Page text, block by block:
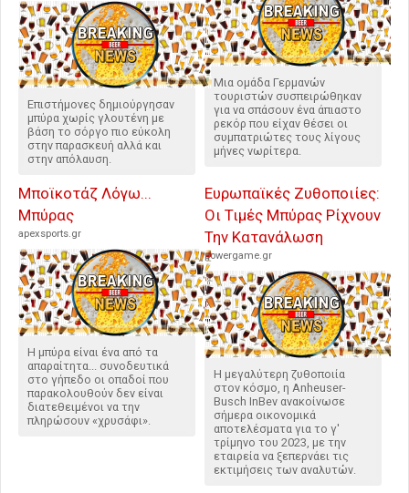
Επιστήμονες δημιούργησαν
μπύρα χωρίς γλουτένη με
βάση το σόργο πιο εύκολη
στην παρασκευή αλλά και
στην απόλαυση.
Μια ομάδα Γερμανών
τουριστών συσπειρώθηκαν
για να σπάσουν ένα άπιαστο
ρεκόρ που είχαν θέσει οι
συμπατριώτες τους λίγους
μήνες νωρίτερα.
Μποϊκοτάζ Λόγω...
Μπύρας
apexsports.gr
Η μπύρα είναι ένα από τα
απαραίτητα... συνοδευτικά
στο γήπεδο οι οπαδοί που
παρακολουθούν δεν είναι
διατεθειμένοι να την
πληρώσουν «χρυσάφι».
Ευρωπαϊκές Ζυθοποιίες:
Οι Τιμές Μπύρας Ρίχνουν
Την Κατανάλωση
powergame.gr
Η μεγαλύτερη ζυθοποιία
στον κόσμο, η Anheuser-
Busch InBev ανακοίνωσε
σήμερα οικονομικά
αποτελέσματα για το γ'
τρίμηνο του 2023, με την
εταιρεία να ξεπερνάει τις
εκτιμήσεις των αναλυτών.